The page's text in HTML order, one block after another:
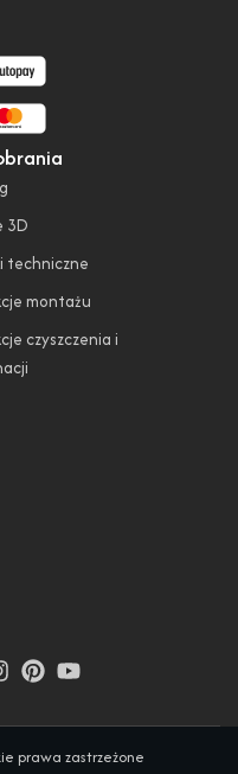
3D
techniczne
montażu
czyszczenia i
prawa zastrzeżone